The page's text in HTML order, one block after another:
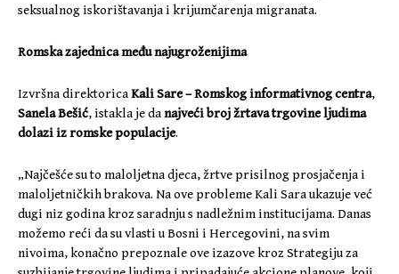
seksualnog iskorištavanja i krijumčarenja migranata.
Romska zajednica među najugroženijima
Izvršna direktoricaKali Sare – Romskog informativnog centra,
Sanela Bešić, istakla je danajveći broj žrtava trgovine ljudima
dolazi iz romske populacije.
„Najčešće su to maloljetna djeca, žrtve prisilnog prosjačenja i
maloljetničkih brakova. Na ove probleme Kali Sara ukazuje već
dugi niz godina kroz saradnju s nadležnim institucijama. Danas
možemo reći da su vlasti u Bosni i Hercegovini, na svim
nivoima, konačno prepoznale ove izazove kroz Strategiju za